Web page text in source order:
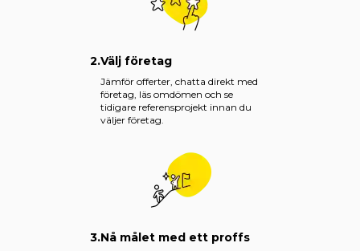
2.Välj företag
Jämför offerter, chatta direkt med
företag, läs omdömen och se
tidigare referensprojekt innan du
väljer företag.
3.Nå målet med ett proffs